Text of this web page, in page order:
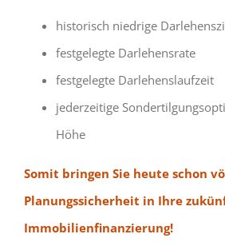
historisch niedrige
festgelegte Darlehensrate
festgelegte Darlehenslaufzeit
jederzeitige
Höhe
Somit bringen Sie heute schon
Planungssicherheit in Ihre
Immobilienfinanzierung!